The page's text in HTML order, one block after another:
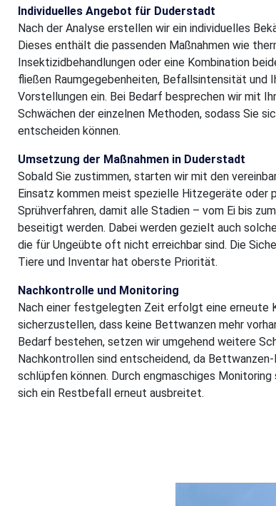
Individuelles Angebot für Duderstadt
Nach der Analyse erstellen wir ein individuelles
Dieses enthält die passenden Maßnahmen wie
Insektizidbehandlungen oder eine Kombination
fließen Raumgegebenheiten, Befallsintensität und
Vorstellungen ein. Bei Bedarf besprechen wir mit
Schwächen der einzelnen Methoden, sodass Sie
entscheiden können.
Umsetzung der Maßnahmen in Duderstadt
Sobald Sie zustimmen, starten wir mit den
Einsatz kommen meist spezielle Hitzegeräte oder
Sprühverfahren, damit alle Stadien – vom Ei bis
beseitigt werden. Dabei werden gezielt auch
die für Ungeübte oft nicht erreichbar sind. Die
Tiere und Inventar hat oberste Priorität.
Nachkontrolle und Monitoring
Nach einer festgelegten Zeit erfolgt eine erneute
sicherzustellen, dass keine Bettwanzen mehr
Bedarf bestehen, setzen wir umgehend weitere
Nachkontrollen sind entscheidend, da
schlüpfen können. Durch engmaschiges Monitoring
sich ein Restbefall erneut ausbreitet.